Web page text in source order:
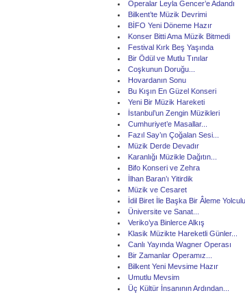
Operalar Leyla Gencer’e Adandı
Bilkent’te Müzik Devrimi
BİFO Yeni Döneme Hazır
Konser Bitti Ama Müzik Bitmedi
Festival Kırk Beş Yaşında
Bir Ödül ve Mutlu Tınılar
Coşkunun Doruğu...
Hovardanın Sonu
Bu Kışın En Güzel Konseri
Yeni Bir Müzik Hareketi
İstanbul’un Zengin Müzikleri
Cumhuriyet’e Masallar...
Fazıl Say’ın Çoğalan Sesi...
Müzik Derde Devadır
Karanlığı Müzikle Dağıtın...
Bifo Konseri ve Zehra
İlhan Baran’ı Yitirdik
Müzik ve Cesaret
İdil Biret İle Başka Bir Âleme
Üniversite ve Sanat...
Veriko’ya Binlerce Alkış
Klasik Müzikte Hareketli Günler...
Canlı Yayında Wagner Operası
Bir Zamanlar Operamız...
Bilkent Yeni Mevsime Hazır
Umutlu Mevsim
Üç Kültür İnsanının Ardından...